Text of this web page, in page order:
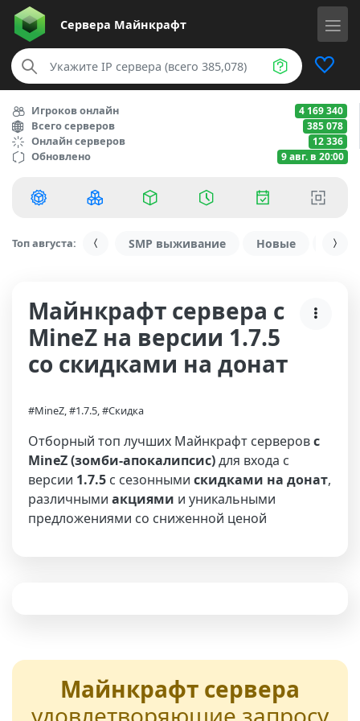
Сервера Майнкрафт
Игроков онлайн 4 169 340
Всего серверов 385 078
Онлайн серверов 12 336
Обновлено 9 авг. в 20:00
Топ августа: SMP выживание Новые С
Майнкрафт сервера с
MineZ на версии 1.7.5
со скидками на донат
#MineZ, #1.7.5, #Скидка
Отборный топ лучших Майнкрафт серверовс
MineZ (зомби-апокалипсис)для входа с
версии 1.7.5 с сезонными скидками на донат,
различными акциями и уникальными
предложениями со сниженной ценой
Майнкрафт сервера